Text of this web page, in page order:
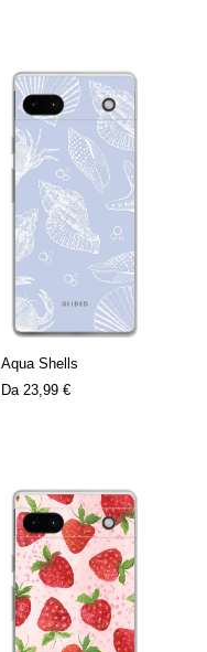
Aqua Shells
Da 23,99 €